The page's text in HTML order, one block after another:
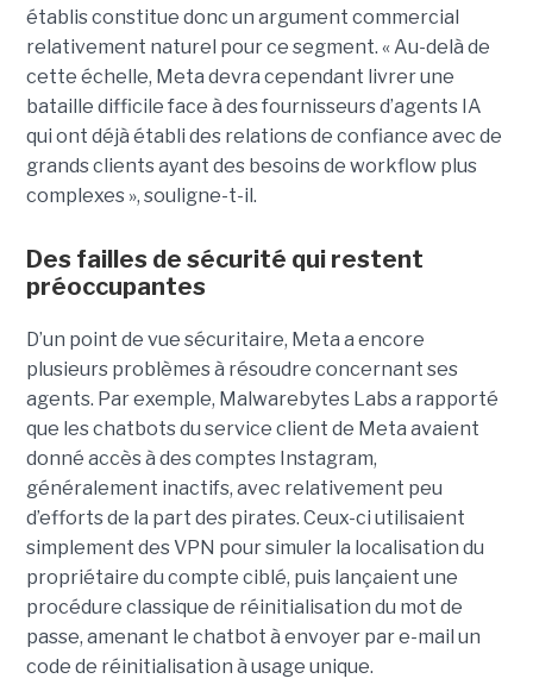
établis constitue donc un argument commercial
relativement naturel pour ce segment. « Au-delà de
cette échelle, Meta devra cependant livrer une
bataille difficile face à des fournisseurs d’agents IA
qui ont déjà établi des relations de confiance avec de
grands clients ayant des besoins de workflow plus
complexes », souligne-t-il.
Des failles de sécurité qui restent
préoccupantes
D’un point de vue sécuritaire, Meta a encore
plusieurs problèmes à résoudre concernant ses
agents. Par exemple, Malwarebytes Labs a rapporté
que les chatbots du service client de Meta avaient
donné accès à des comptes Instagram,
généralement inactifs, avec relativement peu
d’efforts de la part des pirates. Ceux-ci utilisaient
simplement des VPN pour simuler la localisation du
propriétaire du compte ciblé, puis lançaient une
procédure classique de réinitialisation du mot de
passe, amenant le chatbot à envoyer par e-mail un
code de réinitialisation à usage unique.